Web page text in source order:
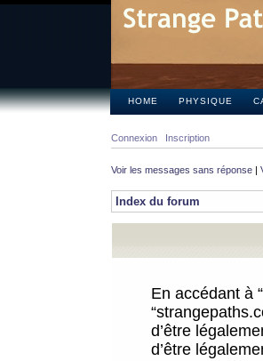
HOME PHYSIQUE
Connexion Inscription
Voir les messages sans réponse |
Index du forum
En accédant à
d’être
d’être